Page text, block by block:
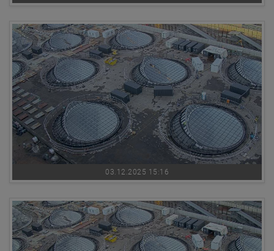
03.12.2025 15:16